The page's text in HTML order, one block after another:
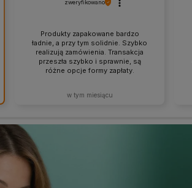
zweryfikowano
Produkty zapakowane bardzo
ładnie, a przy tym solidnie. Szybko
realizują zamówienia. Transakcja
przeszła szybko i sprawnie, są
różne opcje formy zapłaty.
w tym miesiącu